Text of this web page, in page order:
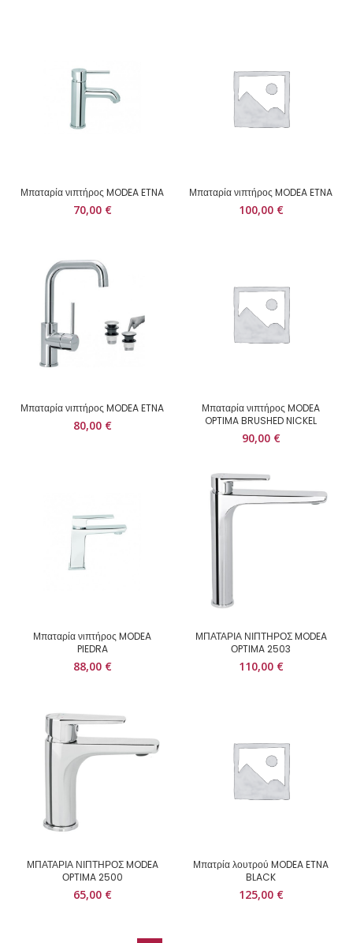
Μπαταρία νιπτήρος MODEA ETNA
70,00 €
Μπαταρία νιπτήρος MODEA ETNA
100,00 €
Μπαταρία νιπτήρος MODEA ETNA
80,00 €
Μπαταρία νιπτήρος MODEA
OPTIMA BRUSHED NICKEL
90,00 €
Μπαταρία νιπτήρος MODEA
PIEDRA
88,00 €
ΜΠΑΤΑΡΙΑ ΝΙΠΤΗΡΟΣ MODEA
ΟPTIMA 2503
110,00 €
ΜΠΑΤΑΡΙΑ ΝΙΠΤΗΡΟΣ MODEA
ΟPTIMA 2500
65,00 €
Μπατρία λουτρού MODEA ETNA
BLACK
125,00 €